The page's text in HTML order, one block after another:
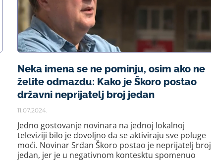
Neka imena se ne pominju, osim ako ne
želite odmazdu: Kako je Škoro postao
državni neprijatelj broj jedan
11.07.2024.
Jedno gostovanje novinara na jednoj lokalnoj
televiziji bilo je dovoljno da se aktiviraju sve poluge
moći. Novinar Srđan Škoro postao je neprijatelj broj
jedan, jer je u negativnom kontesktu spomenuo